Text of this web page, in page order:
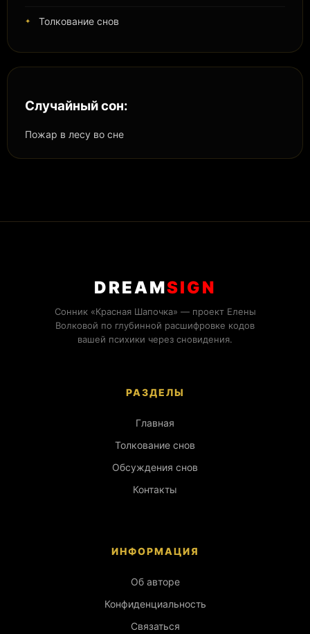
Толкование снов
Случайный сон:
Пожар в лесу во сне
DREAMSIGN
Сонник «Красная Шапочка» — проект Елены
Волковой по глубинной расшифровке кодов
вашей психики через сновидения.
РАЗДЕЛЫ
Главная
Толкование снов
Обсуждения снов
Контакты
ИНФОРМАЦИЯ
Об авторе
Конфиденциальность
Связаться